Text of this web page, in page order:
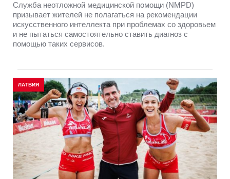
Служба неотложной медицинской помощи (NMPD)
призывает жителей не полагаться на рекомендации
искусственного интеллекта при проблемах со здоровьем
и не пытаться самостоятельно ставить диагноз с
помощью таких сервисов.
ЛАТВИЯ